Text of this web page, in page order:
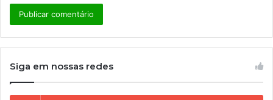
Siga em nossas redes